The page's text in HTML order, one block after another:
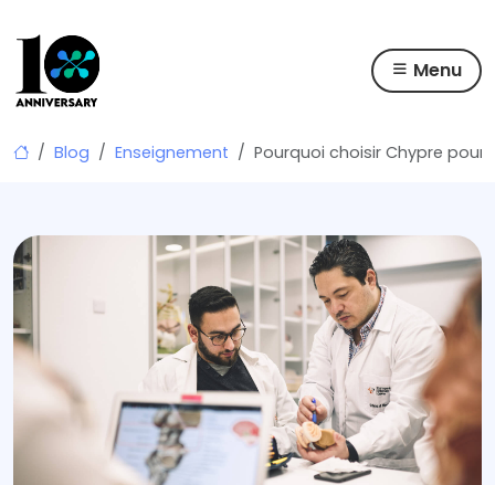
Skip
Menu
Blog Enseignement Pourquoi choisir Chypre